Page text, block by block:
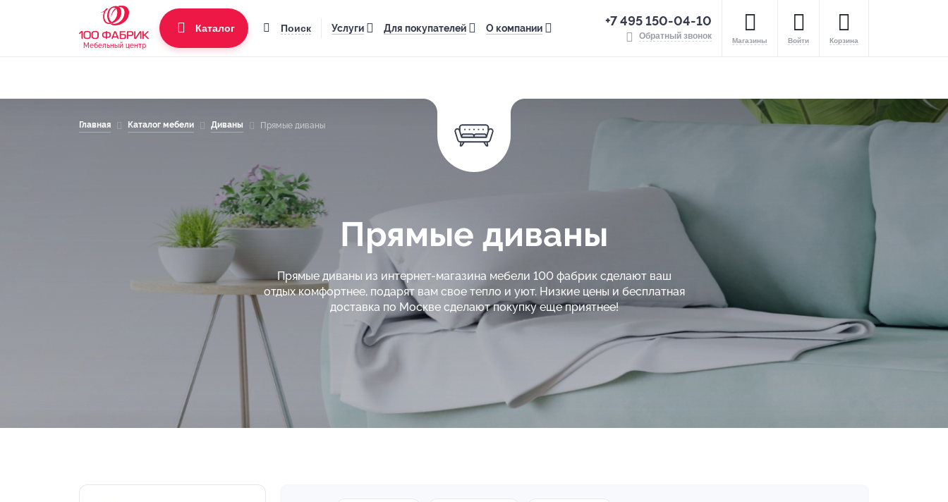
Мебельный центр
Каталог Поиск Услуги Для покупателей О компании +7 495 150-04-10
Обратный звонок Магазины Войти Корзина
Главная Каталог мебели Диваны Прямые диваны
Прямые диваны
Прямые диваны из интернет-магазина мебели 100 фабрик сделают ваш
отдых комфортнее, подарят вам свое тепло и уют. Низкие цены и бесплатная
доставка по Москве сделают покупку еще приятнее!